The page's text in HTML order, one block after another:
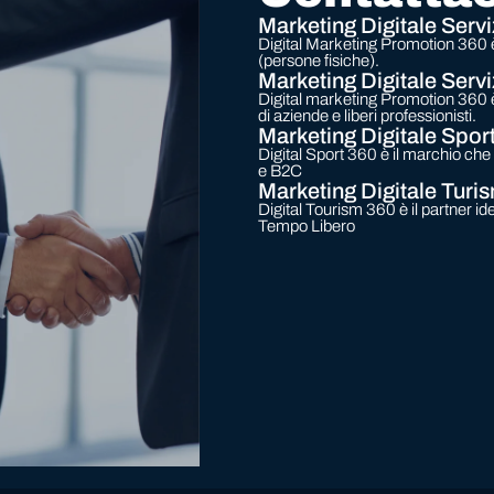
Marketing Digitale
Digital Marketing Promotion 360
(persone fisiche).
Marketing Digitale
Digital marketing Promotion 360
di aziende e liberi professionisti.
Marketing Digitale
Digital Sport 360 è il marchio
e B2C
Marketing Digitale
Digital Tourism 360 è il partner
Tempo Libero